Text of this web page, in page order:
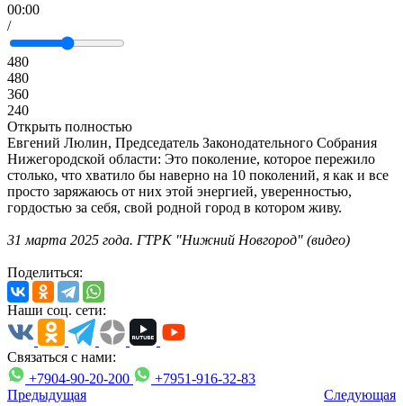
00:00
/
480
480
360
240
Открыть полностью
Евгений Люлин, Председатель Законодательного Собрания
Нижегородской области: Это поколение, которое пережило
столько, что хватило бы наверно на 10 поколений, я как и все
просто заряжаюсь от них этой энергией, уверенностью,
гордостью за себя, свой родной город в котором живу.
31 марта 2025 года. ГТРК "Нижний Новгород" (видео)
Поделиться:
Наши соц. сети:
Связаться с нами:
+7904-90-20-200
+7951-916-32-83
Предыдущая
Следующая